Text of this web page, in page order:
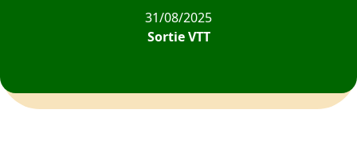
31/08/2025
Sortie VTT